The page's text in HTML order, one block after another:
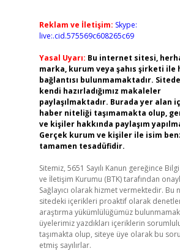
Reklam ve İletişim: Skype:
live:.cid.575569c608265c69
Yasal Uyarı: Bu internet sitesi,
marka, kurum veya şahıs şirketi ile
bağlantısı bulunmamaktadır.
kendi hazırladığımız makaleler
paylaşılmaktadır. Burada yer alan
haber niteliği taşımamakta olup,
ve kişiler hakkında paylaşım
Gerçek kurum ve kişiler ile isim
tamamen tesadüfidir.
Sitemiz, 5651 Sayılı Kanun gereğince
ve İletişim Kurumu (BTK) tarafından
Sağlayıcı olarak hizmet vermektedir. Bu
sitedeki içerikleri proaktif olarak
araştırma yükümlülüğümüz
üyelerimiz yazdıkları içeriklerin
taşımakta olup, siteye üye olarak bu
etmiş sayılırlar.